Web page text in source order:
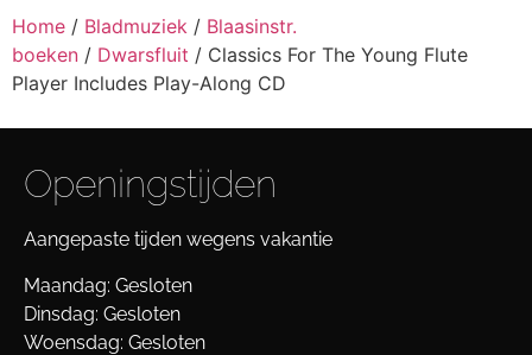
Home / Bladmuziek / Blaasinstr.
boeken / Dwarsfluit / Classics For The Young Flute
Player Includes Play-Along CD
Openingstijden
Aangepaste tijden wegens vakantie
Maandag: Gesloten
Dinsdag: Gesloten
Woensdag: Gesloten